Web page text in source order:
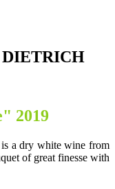
DIETRICH
2019
a dry white wine from
of great finesse with